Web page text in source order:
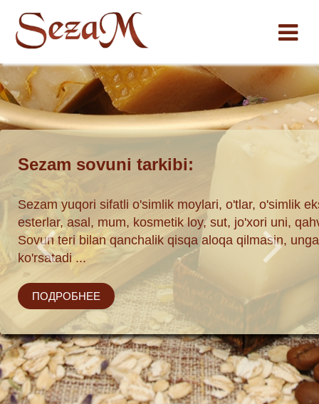
по
.
Sezam sovuni tarkibi:
Sezam yuqori sifatli o'simlik moylari, o'tlar, o'simlik
esterlar, asal, mum, kosmetik loy, sut, jo'xori uni,
Sovun teri bilan qanchalik qisqa aloqa qilmasin,
ko'rsatadi ...
ПОДРОБНЕЕ